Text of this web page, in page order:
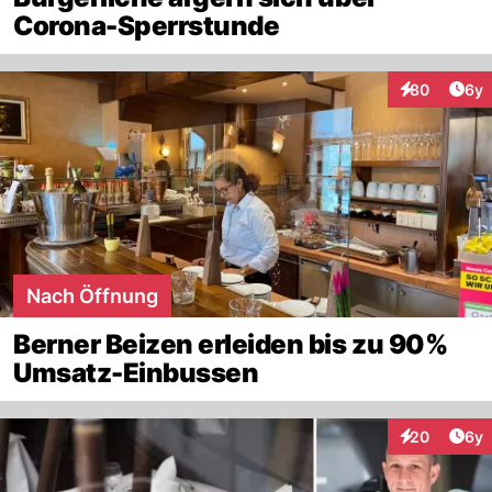
Corona-Sperrstunde
80
Interaktionen
6y
Nach Öffnung
Berner Beizen erleiden bis zu 90%
Umsatz-Einbussen
20
Interaktionen
6y